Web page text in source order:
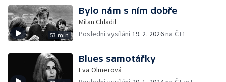
53 min
Bylo nám s ním dobře
Milan Chladil
Poslední vysílání19. 2. 2026na ČT1
Blues samotářky
Eva Olmerová